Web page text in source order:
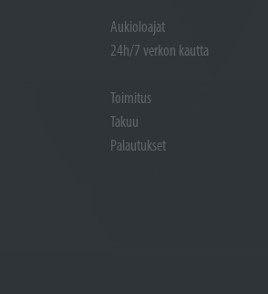
Aukioloajat
24h/7 verkon kautta
Toimitus
Takuu
Palautukset